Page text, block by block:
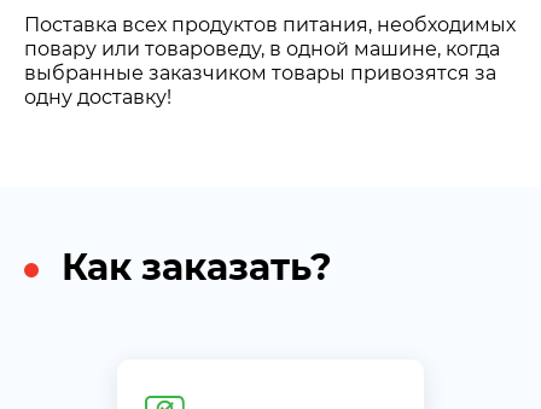
Поставка всех продуктов питания, необходимых
повару или товароведу, в одной машине, когда
выбранные заказчиком товары привозятся за
одну доставку!
Как заказать?